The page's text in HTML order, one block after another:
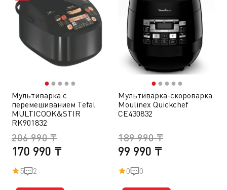
●● ● ● ●
Мультиварка с
перемешиванием Tefal
MULTICOOK&STIR
RK901832
170 990 ₸
206 990 ₸
5 2
●● ● ● ●
Мультиварка-скороварка
Moulinex Quickchef
CE430832
99 990 ₸
189 990 ₸
0 0